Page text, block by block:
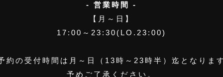
- 営業時間 -
【月～日】
17:00～23:30(LO.23:00)
約の受付時間は月～日（13時～23時半）迄となりま
予めご了承ください。